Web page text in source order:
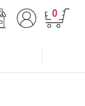
0